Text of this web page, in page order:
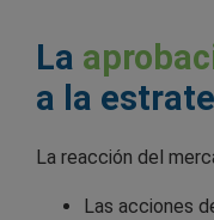
La
a la
La reacción del
Las acciones